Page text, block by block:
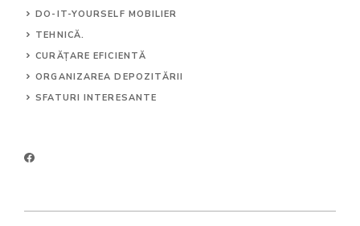
DO-IT-YOURSELF MOBILIER
TEHNICĂ.
CURĂȚARE EFICIENTĂ
ORGANIZAREA DEPOZITĂRII
SFATURI INTERESANTE